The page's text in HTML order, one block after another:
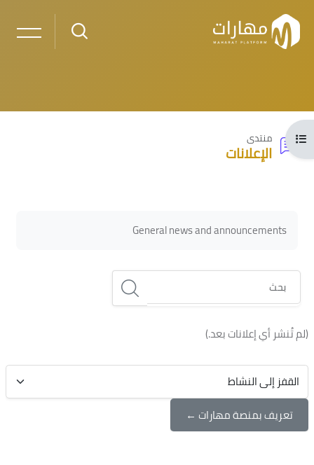
تخطى إلى المحتوى الرئيسي
منتدى
الإعلانات
فتح فهرس المقرر
الكتل
General news and announcements
بحث
(لم تُنشر أي إعلانات بعد.)
القفز إلى النشاط
تعريف بمنصة مهارات ←